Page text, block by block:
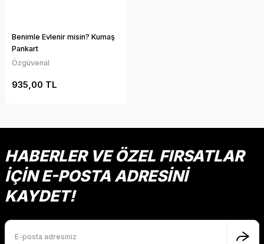
Benimle Evlenir misin? Kumaş
Pankart
Özgüvenal
935,00 TL
HABERLER VE ÖZEL FIRSATLAR
İÇİN E-POSTA ADRESİNİ
KAYDET!